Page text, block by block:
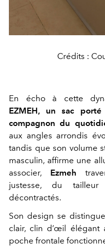
Crédits :
En écho à cette
EZMEH, un sac
compagnon du
aux angles arrondis
tandis que son volume
masculin, affirme une
associer, Ezmeh
justesse, du
décontractés.
Son design se
clair, clin d’œil élégant
poche frontale